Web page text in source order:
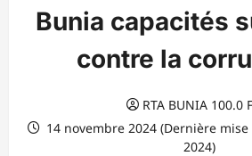
Bunia capacités
contre la
RTA BUNIA 100.0
14 novembre 2024 (Dernière
2024)